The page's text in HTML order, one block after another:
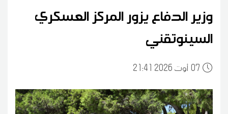
وزير الدفاع يزور المركز العسكري
السينوتقني
0721:41 2026 أوت